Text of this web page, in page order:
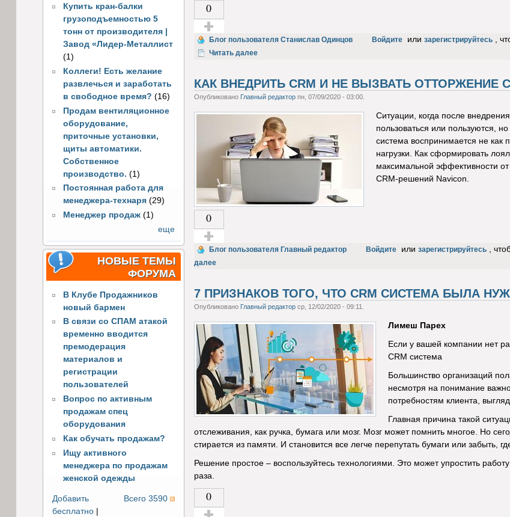
Купить кран-балки
грузоподъемностью 5
тонн от производителя |
Завод «Лидер-Металлист
(1)
Коллеги! Есть желание
развлечься и заработать
в свободное время? (16)
Продам вентиляционное
оборудование,
приточные установки,
щиты автоматики.
Собственное
производство. (1)
Постоянная работа для
менеджера-технаря (29)
Менеджер продаж (1)
еще
НОВЫЕ ТЕМЫ
ФОРУМА
В Клубе Продажников
новый бармен
В связи со СПАМ атакой
временно вводится
премодерация
материалов и
регистрации
пользователей
Вопрос по активным
продажам спец
оборудования
Как обучать продажам?
Ищу активного
менеджера по продажам
женской одежды
Всего 3590
Добавить
бесплатно|
0
Голос за!
Блог пользователя Станислав Одинцов Войдите или зарегистрируйтесь ,
Читать далее
КАК ВНЕДРИТЬ CRM И НЕ ВЫЗВАТЬ ОТТОРЖЕНИЕ
Опубликовано Главный редакторпн, 07/09/2020 - 03:00.
Ситуации, когда после
пользоваться или пользуются,
система воспринимается не как
нагрузки. Как сформировать
максимальной эффективности
CRM-решений Navicon.
0
Голос за!
Блог пользователя Главный редактор Войдите или зарегистрируйтесь ,
далее
7 ПРИЗНАКОВ ТОГО, ЧТО CRM СИСТЕМА БЫЛА
Опубликовано Главный редакторср, 12/02/2020 - 09:11.
Лимеш Парех
Если у вашей компании нет
CRM система
Большинство организаций
несмотря на понимание
потребностям клиента,
Главная причина такой
отслеживания, как ручка, бумага или мозг. Мозг может помнить многое. Но
стирается из памяти. И становится все легче перепутать бумаги или забыть,
Решение простое – воспользуйтесь технологиями. Это может упростить
раза.
0